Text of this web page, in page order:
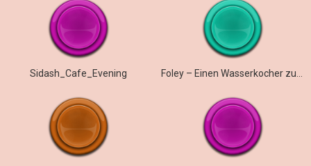
Sidash_Cafe_Evening